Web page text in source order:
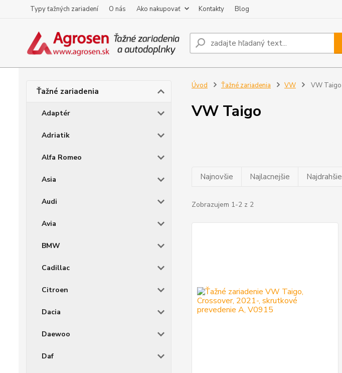
Typy ťažných zariadení O nás Ako nakupovať Kontakty Blog
Ťažné zariadenia
Adaptér
Adriatik
Alfa Romeo
Asia
Audi
Avia
BMW
Cadillac
Citroen
Dacia
Daewoo
Daf
Úvod Ťažné zariadenia VW VW Taigo
VW Taigo
Najnovšie Najlacnejšie Najdrahšie
Zobrazujem 1-2 z 2